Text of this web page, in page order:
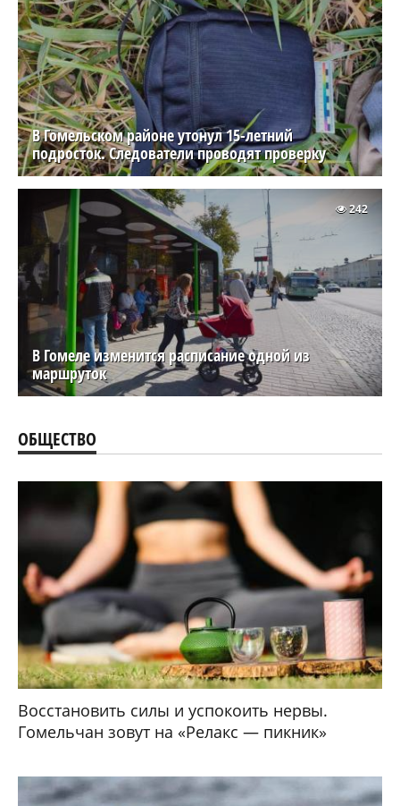
В Гомельском районе утонул 15-летний
подросток. Следователи проводят проверку
В Гомеле изменится расписание одной из
маршруток
242
ОБЩЕСТВО
Восстановить силы и успокоить нервы.
Гомельчан зовут на «Релакс — пикник»